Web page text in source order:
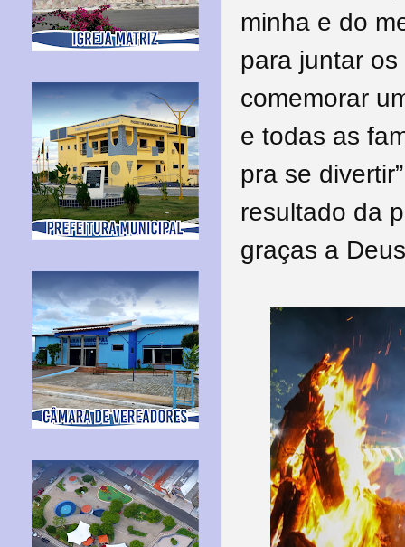
minha e do
para juntar
comemorar
e todas as
pra se
resultado da
graças a